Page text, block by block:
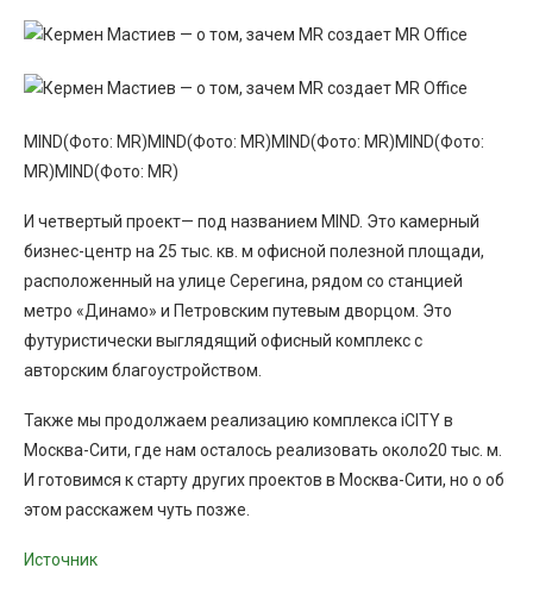
MIND(Фото: MR)MIND(Фото: MR)MIND(Фото: MR)MIND(Фото:
MR)MIND(Фото: MR)
И четвертый проект— под названием MIND. Это камерный
бизнес-центр на 25 тыс. кв. м офисной полезной площади,
расположенный на улице Серегина, рядом со станцией
метро «Динамо» и Петровским путевым дворцом. Это
футуристически выглядящий офисный комплекс с
авторским благоустройством.
Также мы продолжаем реализацию комплекса iCITY в
Москва-Сити, где нам осталось реализовать около20 тыс. м.
И готовимся к старту других проектов в Москва-Сити, но о об
этом расскажем чуть позже.
Источник